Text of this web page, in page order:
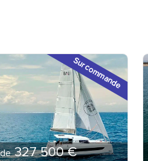
Sur commande
327 500 €